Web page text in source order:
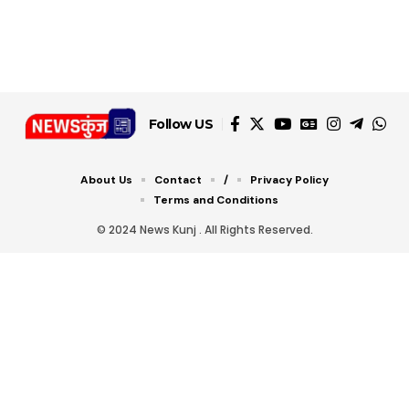
Follow US
© 2024 News Kunj . All Rights Reserved.
About Us Contact /
Privacy Policy
Terms and Conditions